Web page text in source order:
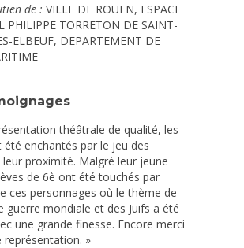
de : VILLE DE ROUEN, ESPACE
PHILIPPE TORRETON DE SAINT-
ELBEUF, DEPARTEMENT DE
théâtrale de qualité, les
été enchantés par le jeu des
proximité. Malgré leur jeune
de 6è ont été touchés par
ces personnages où le thème de
guerre mondiale et des Juifs a été
une grande finesse. Encore merci
représentation. »